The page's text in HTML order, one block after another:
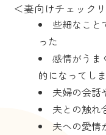
＜妻向けチェック
些細なこと
った
感情がうま
的になってし
夫婦の会話
夫との触れ
夫への愛情